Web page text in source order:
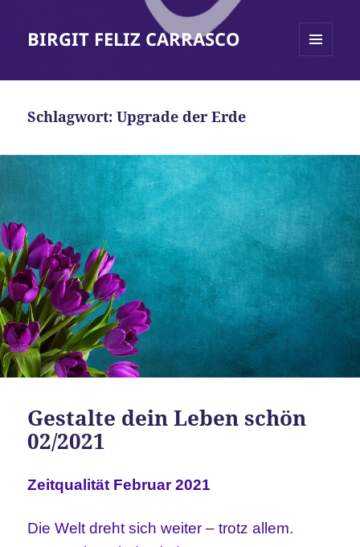
BIRGIT FELIZ CARRASCO
Schlagwort:Upgrade der Erde
Gestalte dein Leben schön
02/2021
Zeitqualität Februar 2021
Die Welt dreht sich weiter – trotz allem.